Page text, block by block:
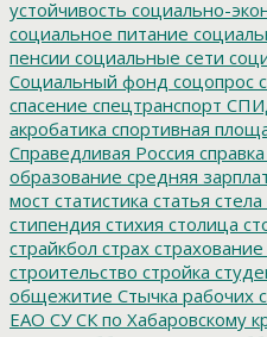
устойчивость социально-
социальное питание
пенсии социальные сети
Социальный фонд соцопрос
спасение спецтранспорт
акробатика спортивная
Справедливая Россия справка
образование средняя
мост статистика статья стела
стипендия стихия столица
страйкбол страх страхование
строительство стройка
общежитие Стычка рабочих
ЕАО СУ СК по Хабаровскому